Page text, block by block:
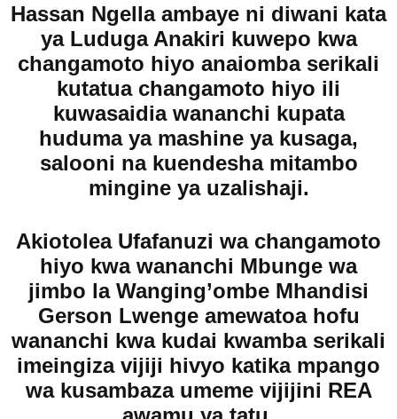
Hassan Ngella ambaye ni diwani kata
ya Luduga Anakiri kuwepo kwa
changamoto hiyo anaiomba serikali
kutatua changamoto hiyo ili
kuwasaidia wananchi kupata
huduma ya mashine ya kusaga,
salooni na kuendesha mitambo
mingine ya uzalishaji.
Akiotolea Ufafanuzi wa changamoto
hiyo kwa wananchi Mbunge wa
jimbo la Wanging’ombe Mhandisi
Gerson Lwenge amewatoa hofu
wananchi kwa kudai kwamba serikali
imeingiza vijiji hivyo katika mpango
wa kusambaza umeme vijijini REA